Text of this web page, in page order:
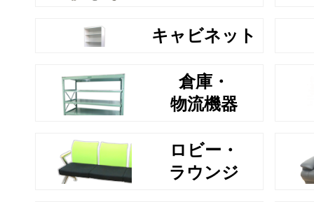
キャビネット
倉庫・
物流機器
ロビー・
ラウンジ